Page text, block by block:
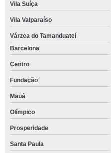
Vila Suíça
Vila Valparaíso
Várzea do Tamanduateí
Barcelona
Centro
Fundação
Mauá
Olímpico
Prosperidade
Santa Paula